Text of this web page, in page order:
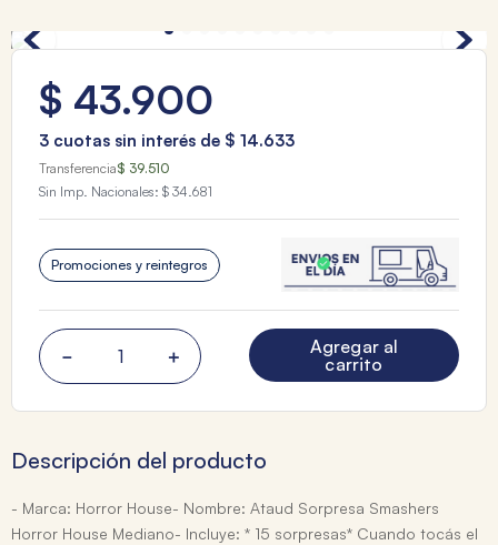
$ 43.900
3 cuotas sin interés de $ 14.633
Transferencia$ 39.510
Sin Imp. Nacionales: $ 34.681
Promociones y reintegros
＋
－
Agregar al
carrito
Descripción del producto
- Marca: Horror House- Nombre: Ataud Sorpresa Smashers
Horror House Mediano- Incluye: * 15 sorpresas* Cuando tocás el